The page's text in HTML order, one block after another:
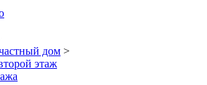
дом >
этаж